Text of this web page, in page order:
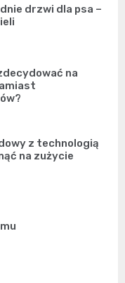
drzwi dla psa –
na
z technologią
na zużycie